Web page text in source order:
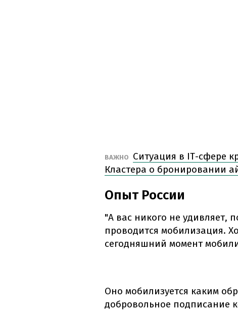
ВАЖНО
Ситуация в ІТ-сфере
Кластера о бронировании
Опыт России
"А вас никого не удивляет,
проводится мобилизация.
сегодняшний момент
Оно мобилизуется каким
добровольное подписание